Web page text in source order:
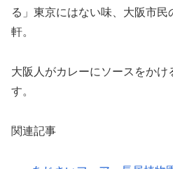
る」東京にはない味、大阪市
軒。
大阪人がカレーにソースをか
す。
関連記事